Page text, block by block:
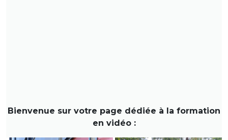
Bienvenue sur votre page dédiée à la formation
en vidéo :